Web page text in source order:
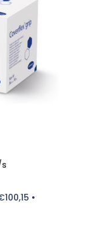
100,15 •